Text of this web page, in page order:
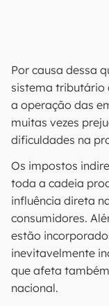
Por causa dessa
sistema tributário
a operação das
muitas vezes
dificuldades na
Os impostos
toda a cadeia
influência direta
consumidores.
estão
inevitavelmente
que afeta
nacional.